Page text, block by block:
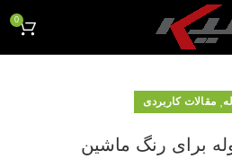
0
مقالات کاربردی
برای رنگ ماشین